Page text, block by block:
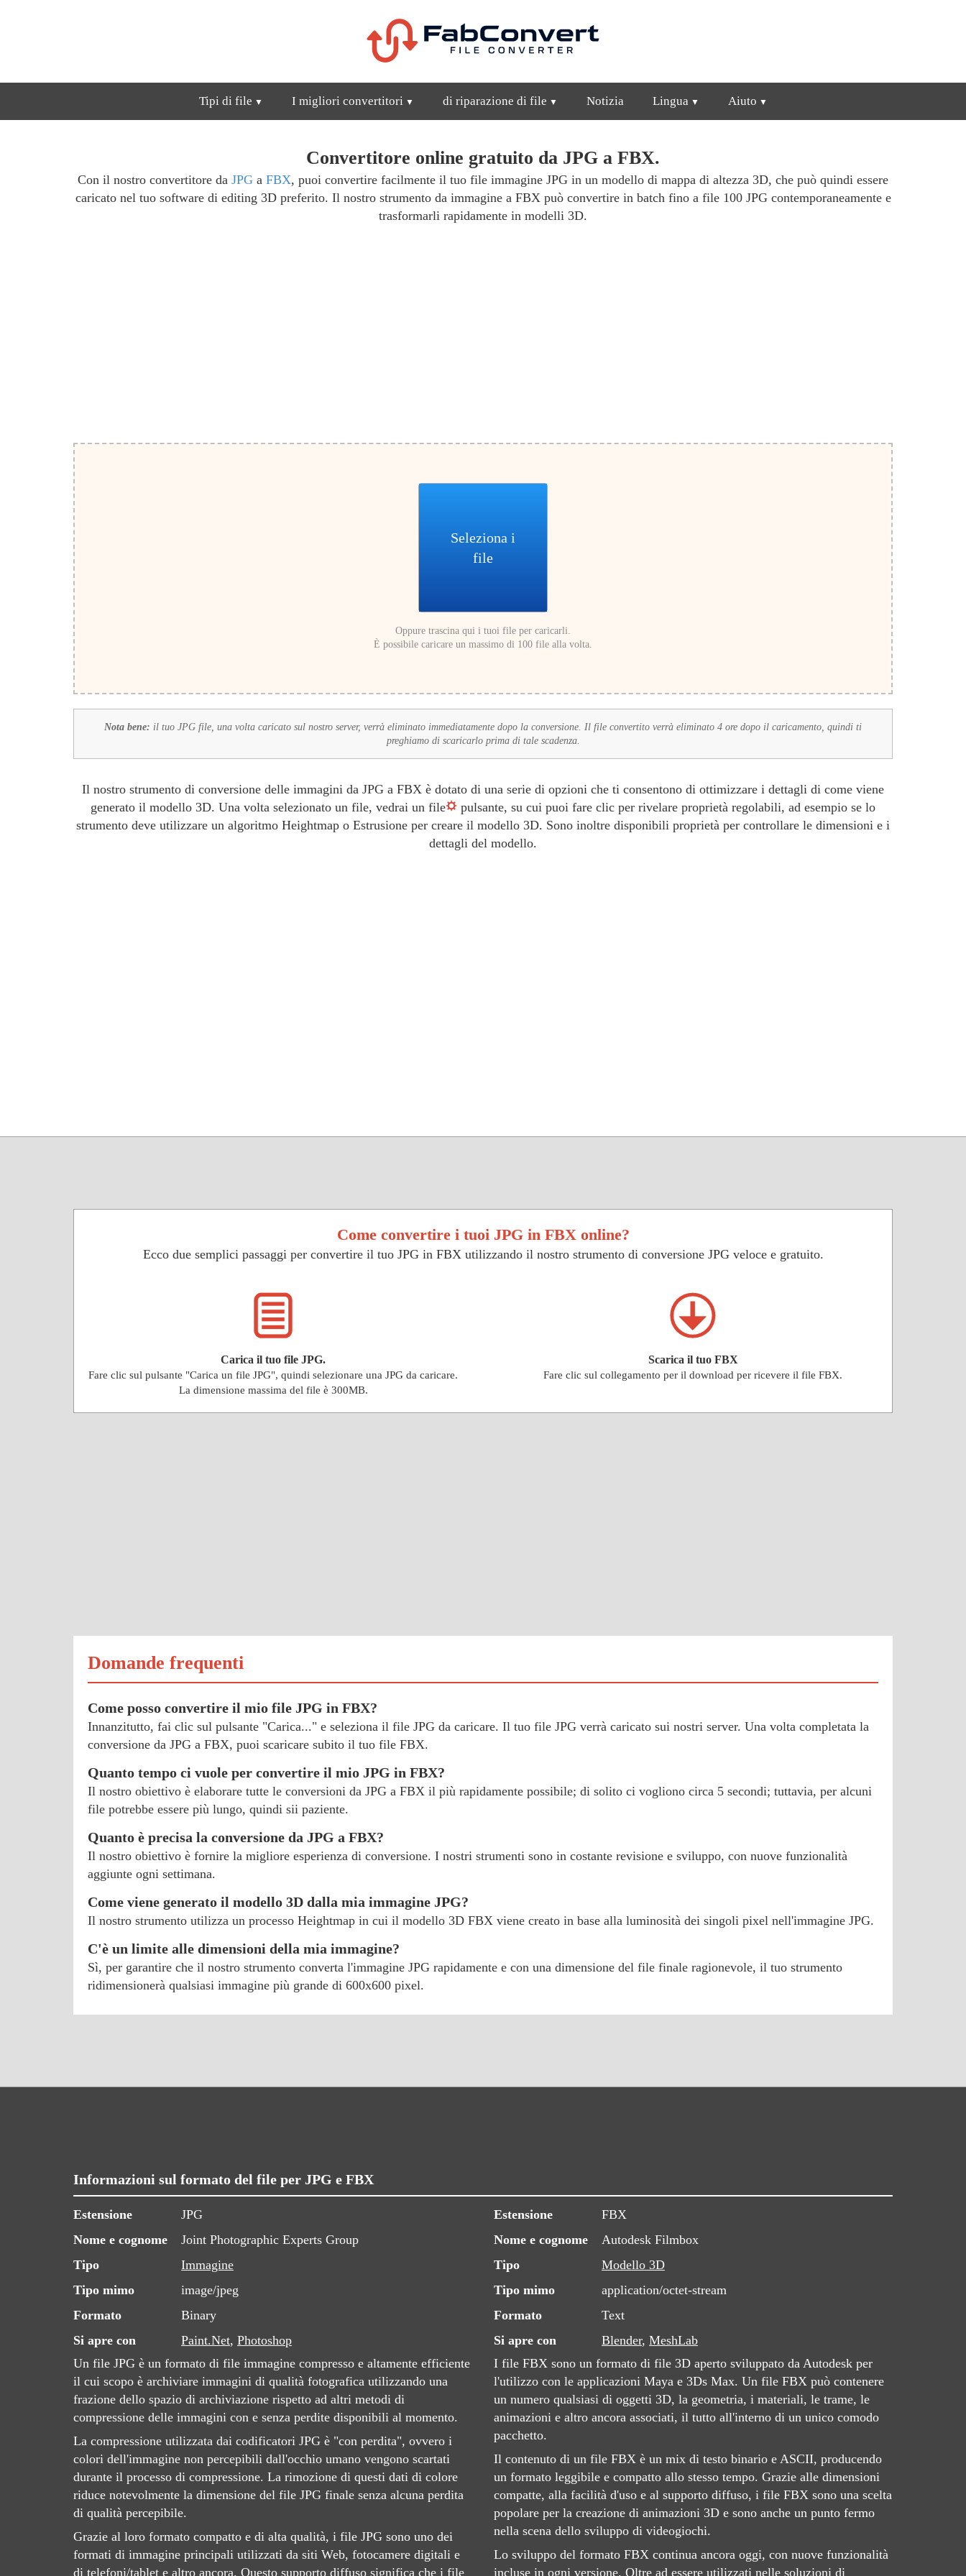
Tipi di file I migliori convertitori di riparazione di file Notizia Lingua Aiuto
Convertitore online gratuito da JPG a FBX.
Con il nostro convertitore da JPG a FBX, puoi convertire facilmente il tuo file immagine JPG in un modello di mappa di altezza 3D, che può quindi essere
caricato nel tuo software di editing 3D preferito. Il nostro strumento da immagine a FBX può convertire in batch fino a file 100 JPG contemporaneamente e
trasformarli rapidamente in modelli 3D.
Seleziona i
file
Oppure trascina qui i tuoi file per caricarli.
È possibile caricare un massimo di 100 file alla volta.
Nota bene: il tuo JPG file, una volta caricato sul nostro server, verrà eliminato immediatamente dopo la conversione. Il file convertito verrà eliminato 4 ore dopo il caricamento, quindi ti
preghiamo di scaricarlo prima di tale scadenza.
Il nostro strumento di conversione delle immagini da JPG a FBX è dotato di una serie di opzioni che ti consentono di ottimizzare i dettagli di come viene
generato il modello 3D. Una volta selezionato un file, vedrai un file
pulsante, su cui puoi fare clic per rivelare proprietà regolabili, ad esempio se lo
strumento deve utilizzare un algoritmo Heightmap o Estrusione per creare il modello 3D. Sono inoltre disponibili proprietà per controllare le dimensioni e i
dettagli del modello.
Come convertire i tuoi JPG in FBX online?
Ecco due semplici passaggi per convertire il tuo JPG in FBX utilizzando il nostro strumento di conversione JPG veloce e gratuito.
Carica il tuo file JPG.
Fare clic sul pulsante "Carica un file JPG", quindi selezionare una JPG da caricare.
La dimensione massima del file è 300MB.
Scarica il tuo FBX
Fare clic sul collegamento per il download per ricevere il file FBX.
Domande frequenti
Come posso convertire il mio file JPG in FBX?
Innanzitutto, fai clic sul pulsante "Carica..." e seleziona il file JPG da caricare. Il tuo file JPG verrà caricato sui nostri server. Una volta completata la
conversione da JPG a FBX, puoi scaricare subito il tuo file FBX.
Quanto tempo ci vuole per convertire il mio JPG in FBX?
Il nostro obiettivo è elaborare tutte le conversioni da JPG a FBX il più rapidamente possibile; di solito ci vogliono circa 5 secondi; tuttavia, per alcuni
file potrebbe essere più lungo, quindi sii paziente.
Quanto è precisa la conversione da JPG a FBX?
Il nostro obiettivo è fornire la migliore esperienza di conversione. I nostri strumenti sono in costante revisione e sviluppo, con nuove funzionalità
aggiunte ogni settimana.
Come viene generato il modello 3D dalla mia immagine JPG?
Il nostro strumento utilizza un processo Heightmap in cui il modello 3D FBX viene creato in base alla luminosità dei singoli pixel nell'immagine JPG.
C'è un limite alle dimensioni della mia immagine?
Sì, per garantire che il nostro strumento converta l'immagine JPG rapidamente e con una dimensione del file finale ragionevole, il tuo strumento
ridimensionerà qualsiasi immagine più grande di 600x600 pixel.
Informazioni sul formato del file per JPG e FBX
Estensione
JPG
Nome e cognome
Joint Photographic Experts Group
Tipo
Immagine
Tipo mimo
image/jpeg
Formato
Binary
Si apre con
Paint.Net, Photoshop
Un file JPG è un formato di file immagine compresso e altamente efficiente
il cui scopo è archiviare immagini di qualità fotografica utilizzando una
frazione dello spazio di archiviazione rispetto ad altri metodi di
compressione delle immagini con e senza perdite disponibili al momento.
La compressione utilizzata dai codificatori JPG è "con perdita", ovvero i
colori dell'immagine non percepibili dall'occhio umano vengono scartati
durante il processo di compressione. La rimozione di questi dati di colore
riduce notevolmente la dimensione del file JPG finale senza alcuna perdita
di qualità percepibile.
Grazie al loro formato compatto e di alta qualità, i file JPG sono uno dei
formati di immagine principali utilizzati da siti Web, fotocamere digitali e
di telefoni/tablet e altro ancora. Questo supporto diffuso significa che i file
Estensione
FBX
Nome e cognome
Autodesk Filmbox
Tipo
Modello 3D
Tipo mimo
application/octet-stream
Formato
Text
Si apre con
Blender, MeshLab
I file FBX sono un formato di file 3D aperto sviluppato da Autodesk per
l'utilizzo con le applicazioni Maya e 3Ds Max. Un file FBX può contenere
un numero qualsiasi di oggetti 3D, la geometria, i materiali, le trame, le
animazioni e altro ancora associati, il tutto all'interno di un unico comodo
pacchetto.
Il contenuto di un file FBX è un mix di testo binario e ASCII, producendo
un formato leggibile e compatto allo stesso tempo. Grazie alle dimensioni
compatte, alla facilità d'uso e al supporto diffuso, i file FBX sono una scelta
popolare per la creazione di animazioni 3D e sono anche un punto fermo
nella scena dello sviluppo di videogiochi.
Lo sviluppo del formato FBX continua ancora oggi, con nuove funzionalità
incluse in ogni versione. Oltre ad essere utilizzati nelle soluzioni di